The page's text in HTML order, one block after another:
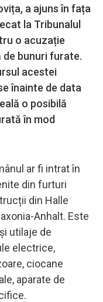
a ajuns în fața
la Tribunalul
o acuzație
bunuri furate.
acestei
înainte de data
o posibilă
în mod
ar fi intrat în
din furturi
din Halle
Anhalt. Este
utilaje de
electrice,
ciocane
aparate de